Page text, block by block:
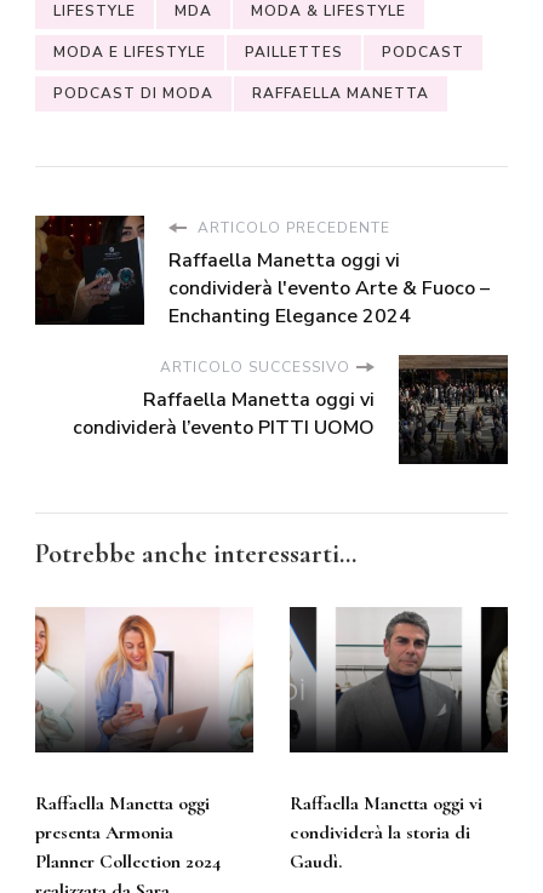
LIFESTYLE MDA MODA & LIFESTYLE
MODA E LIFESTYLE PAILLETTES PODCAST
PODCAST DI MODA RAFFAELLA MANETTA
ARTICOLO PRECEDENTE
Raffaella Manetta oggi vi
condividerà l'evento Arte & Fuoco –
Enchanting Elegance 2024
ARTICOLO SUCCESSIVO
Raffaella Manetta oggi vi
condividerà l’evento PITTI UOMO
Potrebbe anche interessarti...
Raffaella Manetta oggi
presenta Armonia
Planner Collection 2024
Raffaella Manetta oggi vi
condividerà la storia di
Gaudì.